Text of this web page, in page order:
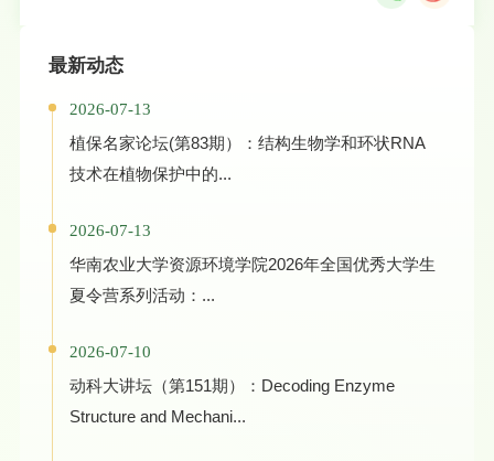
最新动态
2026-07-13
植保名家论坛(第83期）：结构生物学和环状RNA
技术在植物保护中的...
2026-07-13
华南农业大学资源环境学院2026年全国优秀大学生
夏令营系列活动：...
2026-07-10
动科大讲坛（第151期）：Decoding Enzyme
Structure and Mechani...